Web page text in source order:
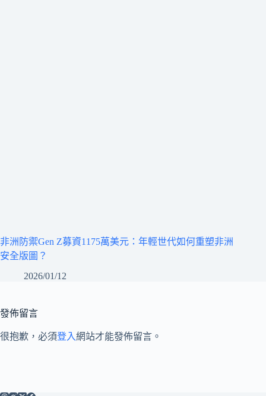
非洲防禦Gen Z募資1175萬美元：年輕世代如何重塑非洲
安全版圖？
2026/01/12
發佈留言
很抱歉，必須登入網站才能發佈留言。